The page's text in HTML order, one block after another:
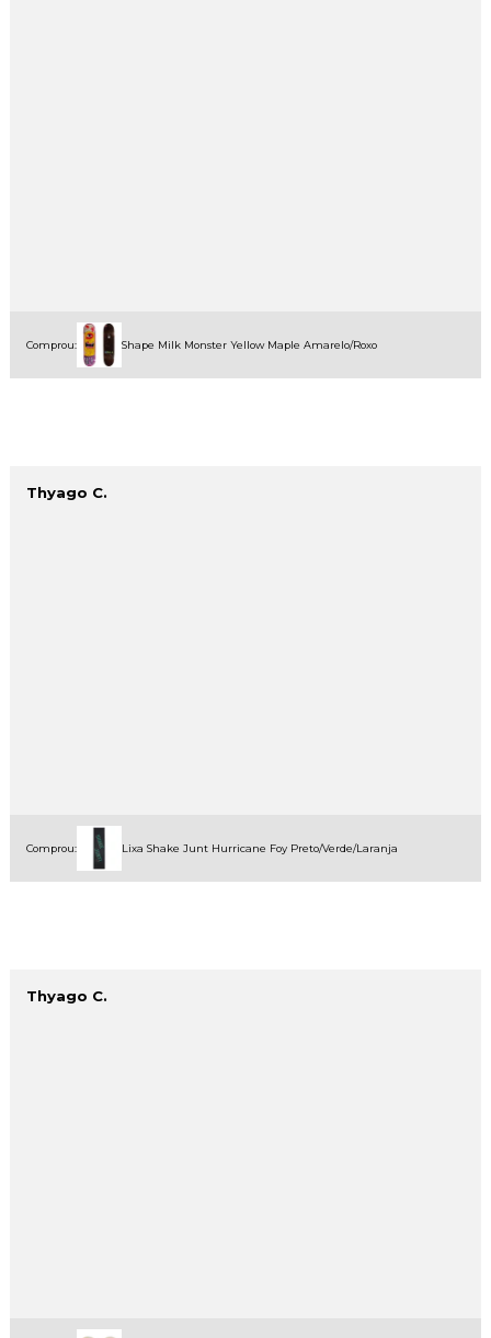
Comprou: Shape Milk Monster Yellow Maple Amarelo/Roxo
Thyago C.
Comprou: Lixa Shake Junt Hurricane Foy Preto/Verde/Laranja
Thyago C.